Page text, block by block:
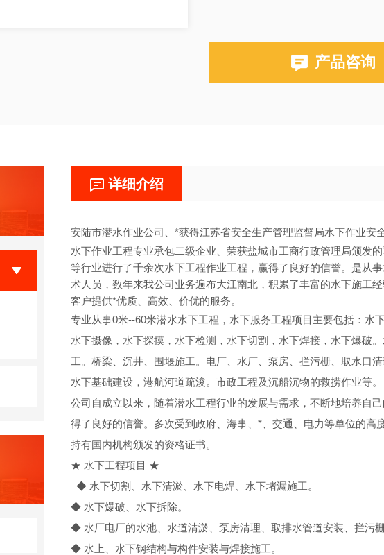
产品咨询
详细介绍
安陆市潜水作业公司、 *获得江苏省安全生产管理监督局水下作业安
水下作业工程专业承包二级企业、荣获盐城市工商行政管理局颁发
等行业进行了千余次水下工程作业工程，赢得了良好的信誉。是从
术人员，数年来我公司业务遍布大江南北，积累了丰富的水下施工
客户提供*优质、高效、价优的服务。
专业从事0米--60米潜水水下工程，水下服务工程项目主要包括：水
水下摄像，水下探摸，水下检测，水下切割，水下焊接，水下爆破
工。桥梁、沉井、围堰施工。电厂、水厂、泵房、拦污栅、取水口
水下基础建设，港航河道疏浚。市政工程及沉船沉物的救捞作业等。
公司自成立以来，随着潜水工程行业的发展与需求，不断地培养自
得了良好的信誉。多次受到政府、海事、*、交通、电力等单位的
持有国内机构颁发的资格证书。
★ 水下工程项目 ★
◆ 水下切割、水下清淤、水下电焊、水下堵漏施工。
◆ 水下爆破、水下拆除。
◆ 水厂电厂的水池、水道清淤、泵房清理、取排水管道安装、拦污
◆ 水上、水下钢结构与构件安装与焊接施工。